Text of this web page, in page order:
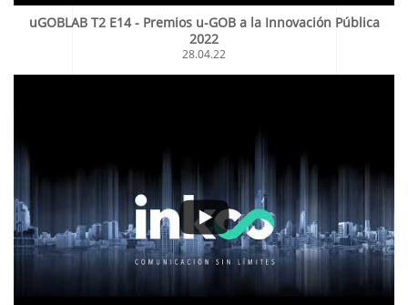
uGOBLAB T2 E14 - Premios u-GOB a la Innovación Pública
2022
28.04.22